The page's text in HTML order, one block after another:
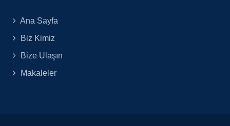
Ana Sayfa
Biz Kimiz
Bize Ulaşın
Makaleler